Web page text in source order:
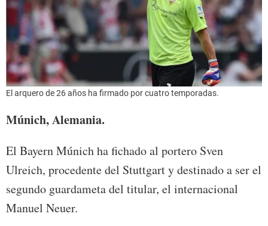
El arquero de 26 años ha firmado por cuatro temporadas.
Múnich, Alemania.
El Bayern Múnich ha fichado al portero Sven
Ulreich, procedente del Stuttgart y destinado a ser el
segundo guardameta del titular, el internacional
Manuel Neuer.